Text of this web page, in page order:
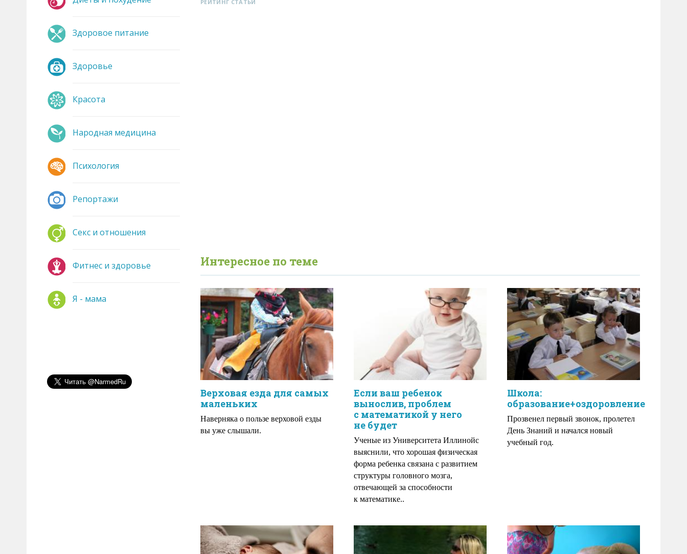
РЕЙТИНГ СТАТЬИ
Интересное по теме
Верховая езда для самых
маленьких
Наверняка о пользе верховой езды
вы уже слышали.
Если ваш ребенок
вынослив, проблем
с математикой у него
не будет
Ученые из Университета Иллинойс
выяснили, что хорошая физическая
форма ребенка связана с развитием
структуры головного мозга,
отвечающей за способности
к математике..
Школа:
образование+оздоровление
Прозвенел первый звонок, пролетел
День Знаний и начался новый
учебный год.
Здоровое питание
Здоровье
Красота
Народная медицина
Психология
Репортажи
Секс и отношения
Фитнес и здоровье
Я - мама